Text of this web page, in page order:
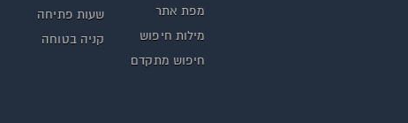
מפת אתר
מילות חיפוש
חיפוש מתקדם
שעות פתיחה
קניה בטוחה